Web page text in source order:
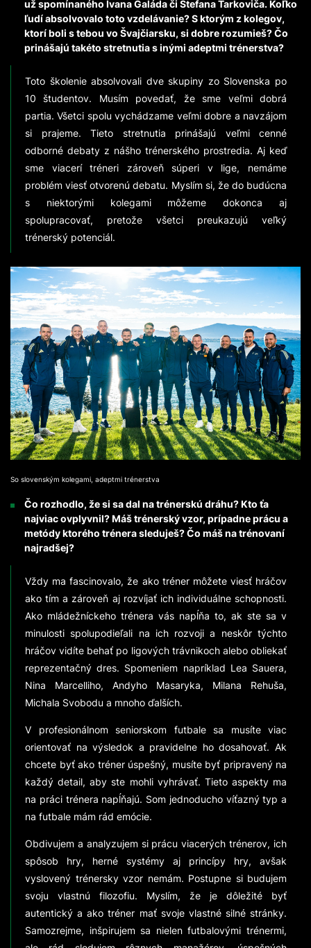
už spomínaného Ivana Galáda či Štefana Tarkoviča. Koľko
ľudí absolvovalo toto vzdelávanie? S ktorým z kolegov,
ktorí boli s tebou vo Švajčiarsku, si dobre rozumieš? Čo
prinášajú takéto stretnutia s inými adeptmi trénerstva?
Toto školenie absolvovali dve skupiny zo Slovenska po
10 študentov. Musím povedať, že sme veľmi dobrá
partia. Všetci spolu vychádzame veľmi dobre a navzájom
si prajeme. Tieto stretnutia prinášajú veľmi cenné
odborné debaty z nášho trénerského prostredia. Aj keď
sme viacerí tréneri zároveň súperi v lige, nemáme
problém viesť otvorenú debatu. Myslím si, že do budúcna
s niektorými kolegami môžeme dokonca aj
spolupracovať, pretože všetci preukazujú veľký
trénerský potenciál.
So slovenským kolegami, adeptmi trénerstva
Čo rozhodlo, že si sa dal na trénerskú dráhu? Kto ťa
najviac ovplyvnil? Máš trénerský vzor, prípadne prácu a
metódy ktorého trénera sleduješ? Čo máš na trénovaní
najradšej?
Vždy ma fascinovalo, že ako tréner môžete viesť hráčov
ako tím a zároveň aj rozvíjať ich individuálne schopnosti.
Ako mládežníckeho trénera vás napĺňa to, ak ste sa v
minulosti spolupodieľali na ich rozvoji a neskôr týchto
hráčov vidíte behať po ligových trávnikoch alebo obliekať
reprezentačný dres. Spomeniem napríklad Lea Sauera,
Nina Marcelliho, Andyho Masaryka, Milana Rehuša,
Michala Svobodu a mnoho ďalších.
V profesionálnom seniorskom futbale sa musíte viac
orientovať na výsledok a pravidelne ho dosahovať. Ak
chcete byť ako tréner úspešný, musíte byť pripravený na
každý detail, aby ste mohli vyhrávať. Tieto aspekty ma
na práci trénera napĺňajú. Som jednoducho víťazný typ a
na futbale mám rád emócie.
Obdivujem a analyzujem si prácu viacerých trénerov, ich
spôsob hry, herné systémy aj princípy hry, avšak
vyslovený trénersky vzor nemám. Postupne si budujem
svoju vlastnú filozofiu. Myslím, že je dôležité byť
autentický a ako tréner mať svoje vlastné silné stránky.
Samozrejme, inšpirujem sa nielen futbalovými trénermi,